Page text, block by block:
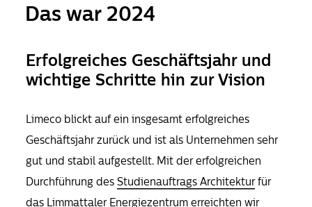
Das war 2024
Erfolgreiches Geschäftsjahr und
wichtige Schritte hin zur Vision
Limeco blickt auf ein insgesamt erfolgreiches
Geschäftsjahr zurück und ist als Unternehmen sehr
gut und stabil aufgestellt. Mit der erfolgreichen
Durchführung desStudienauftrags Architekturfür
das Limmattaler Energiezentrum erreichten wir